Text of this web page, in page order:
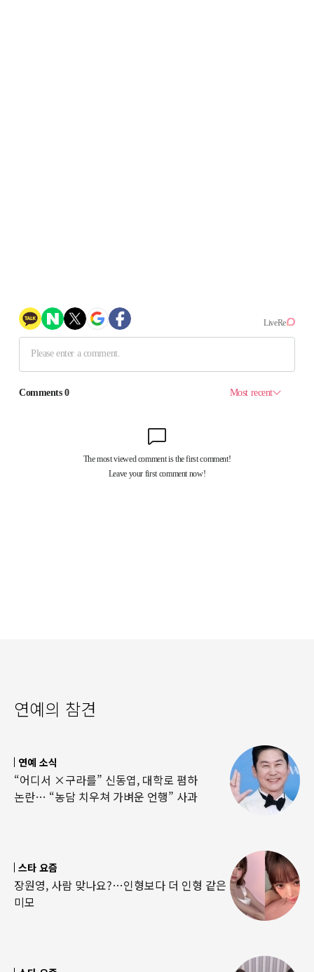
연예의 참견
연예 소식
“어디서 ×구라를” 신동엽, 대학로 폄하
논란… “농담 치우쳐 가벼운 언행” 사과
스타 요즘
장원영, 사람 맞나요?…인형보다 더 인형 같은
미모